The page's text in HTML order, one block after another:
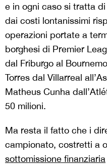
e in ogni caso si tratta
dai costi lontanissimi
operazioni portate a
borghesi di Premier
dal Friburgo al
Torres dal Villarreal
Matheus Cunha
50 milioni.
Ma resta il fatto che i
campionato, costretti a
sottomissione finanziaria